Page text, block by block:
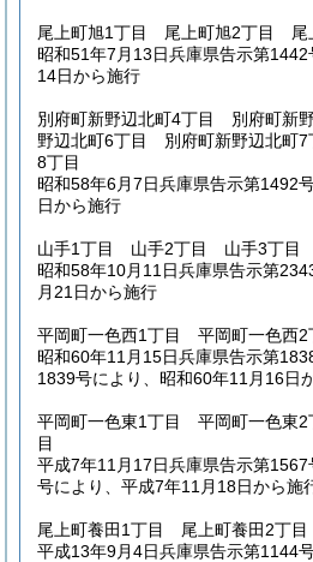
尾上町旭1丁目 尾上町旭2丁目 尾
昭和51年7月13日兵庫県告示第
14日から施行
別府町新野辺北町4丁目 別府町新
野辺北町6丁目 別府町新野辺北町
8丁目
昭和58年6月7日兵庫県告示第1492
日から施行
山手1丁目 山手2丁目 山手3丁目
昭和58年10月11日兵庫県告示第
月21日から施行
平岡町一色西1丁目 平岡町一色西2
昭和60年11月15日兵庫県告示第
1839号により、昭和60年11月16日
平岡町一色東1丁目 平岡町一色東
目
平成7年11月17日兵庫県告示第
号により、平成7年11月18日から施
尾上町養田1丁目 尾上町養田2丁
平成13年9月4日兵庫県告示第1144